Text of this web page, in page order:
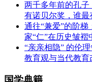
两千多年前的孔子
有诺贝尔奖，谁最
通往“兼爱”的阶梯
家“仁”在历史皱褶
“亲亲相隐” 的伦
教育观与当代教育
国学典籍